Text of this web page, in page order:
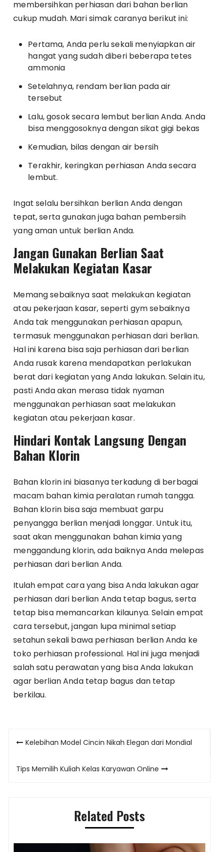
membersihkan perhiasan dari bahan berlian
cukup mudah. Mari simak caranya berikut ini:
Pertama, Anda perlu sekali menyiapkan air
hangat yang sudah diberi beberapa tetes
ammonia
Setelahnya, rendam berlian pada air
tersebut
Lalu, gosok secara lembut berlian Anda. Anda
bisa menggosoknya dengan sikat gigi bekas
Kemudian, bilas dengan air bersih
Terakhir, keringkan perhiasan Anda secara
lembut.
Ingat selalu bersihkan berlian Anda dengan
tepat, serta gunakan juga bahan pembersih
yang aman untuk berlian Anda.
Jangan Gunakan Berlian Saat
Melakukan Kegiatan Kasar
Memang sebaiknya saat melakukan kegiatan
atau pekerjaan kasar, seperti gym sebaiknya
Anda tak menggunakan perhiasan apapun,
termasuk menggunakan perhiasan dari berlian.
Hal ini karena bisa saja perhiasan dari berlian
Anda rusak karena mendapatkan perlakukan
berat dari kegiatan yang Anda lakukan. Selain itu,
pasti Anda akan merasa tidak nyaman
menggunakan perhiasan saat melakukan
kegiatan atau pekerjaan kasar.
Hindari Kontak Langsung Dengan
Bahan Klorin
Bahan klorin ini biasanya terkadung di berbagai
macam bahan kimia peralatan rumah tangga.
Bahan klorin bisa saja membuat garpu
penyangga berlian menjadi longgar. Untuk itu,
saat akan menggunakan bahan kimia yang
menggandung klorin, ada baiknya Anda melepas
perhiasan dari berlian Anda.
Itulah empat cara yang bisa Anda lakukan agar
perhiasan dari berlian Anda tetap bagus, serta
tetap bisa memancarkan kilaunya. Selain empat
cara tersebut, jangan lupa minimal setiap
setahun sekali bawa perhiasan berlian Anda ke
toko perhiasan professional. Hal ini juga menjadi
salah satu perawatan yang bisa Anda lakukan
agar berlian Anda tetap bagus dan tetap
berkilau.
PostKelebihan Model Cincin Nikah Elegan dari Mondial
Tips Memilih Kuliah Kelas Karyawan Online
Related Posts